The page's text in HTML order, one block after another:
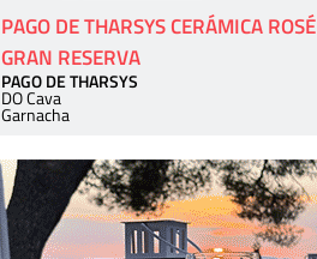
PAGO DE THARSYS CERÁMICA ROSÉ
GRAN RESERVA
PAGO DE THARSYS
DO Cava
Garnacha